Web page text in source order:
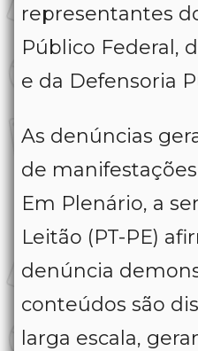
representantes
Público Federal,
e da Defensoria
As denúncias
de
Em Plenário, a
Leitão (PT-PE)
denúncia
conteúdos são
larga escala,